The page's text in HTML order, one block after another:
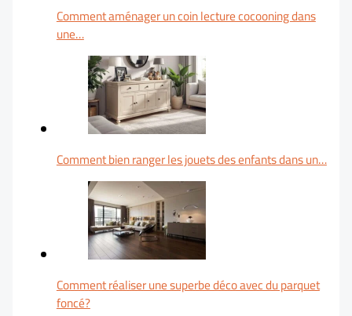
Comment aménager un coin lecture cocooning dans
une…
Comment bien ranger les jouets des enfants dans un…
Comment réaliser une superbe déco avec du parquet
foncé?